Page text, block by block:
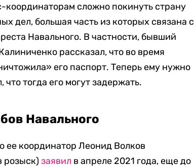
сложно покинуть страну
дел, большая часть из которых связана с
Навального. В частности, бывший
рассказал, что во время
его паспорт. Теперь ему нужно
тогда его могут задержать.
Навального
ее координатор Леонид Волков
розыск)заявил в апреле 2021 года, еще до